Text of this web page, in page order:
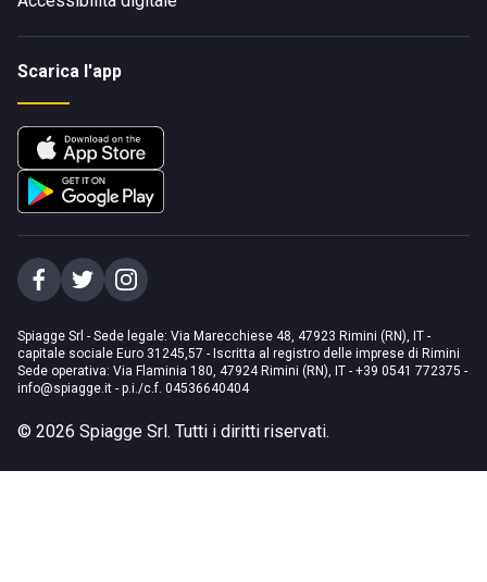
Scarica l'app
Spiagge Srl - Sede legale: Via Marecchiese 48, 47923 Rimini (RN), IT -
capitale sociale Euro 31245,57 - Iscritta al registro delle imprese di Rimini
Sede operativa: Via Flaminia 180, 47924 Rimini (RN), IT - +39 0541 772375 -
info@spiagge.it - p.i./c.f. 04536640404
© 2026 Spiagge Srl. Tutti i diritti riservati.